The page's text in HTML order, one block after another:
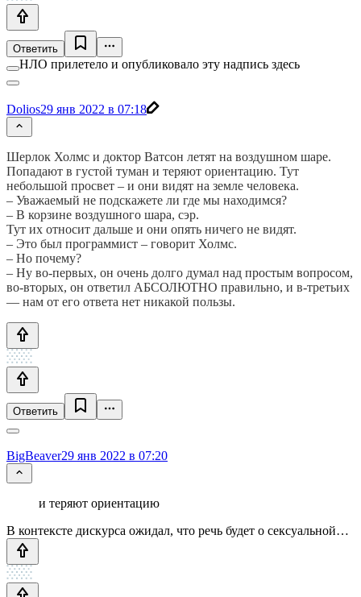
Ответить
НЛО прилетело и опубликовало эту надпись здесь
Dolios29 янв 2022 в 07:18
Шерлок Холмс и доктор Ватсон летят на воздушном шаре.
Попадают в густой туман и теряют ориентацию. Тут
небольшой просвет – и они видят на земле человека.
– Уважаемый не подскажете ли где мы находимся?
– В корзине воздушного шара, сэр.
Тут их относит дальше и они опять ничего не видят.
– Это был программист – говорит Холмс.
– Но почему?
– Ну во-первых, он очень долго думал над простым вопросом,
во-вторых, он ответил АБСОЛЮТНО правильно, и в-третьих
— нам от его ответа нет никакой пользы.
Ответить
BigBeaver29 янв 2022 в 07:20
и теряют ориентацию
В контексте дискурса ожидал, что речь будет о сексуальной…